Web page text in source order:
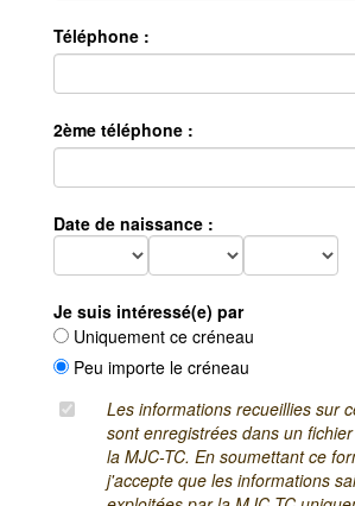
Téléphone :
2ème téléphone :
Date de naissance :
Je suis intéressé(e) par
Uniquement ce créneau
Peu importe le créneau
Les informations recueillies sur
sont enregistrées dans un
la MJC-TC. En soumettant ce
j'accepte que les informations